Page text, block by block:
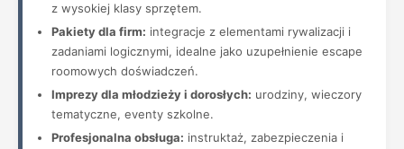
z wysokiej klasy sprzętem.
Pakiety dla firm: integracje z elementami rywalizacji i
zadaniami logicznymi, idealne jako uzupełnienie escape
roomowych doświadczeń.
Imprezy dla młodzieży i dorosłych: urodziny, wieczory
tematyczne, eventy szkolne.
Profesjonalna obsługa: instruktaż, zabezpieczenia i